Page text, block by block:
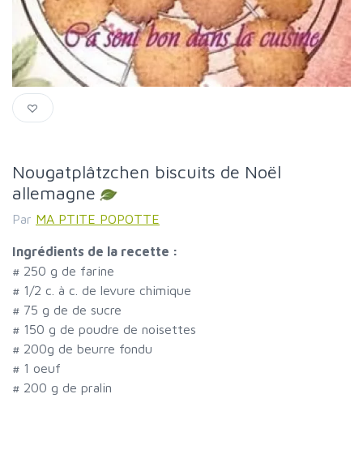
Nougatplâtzchen biscuits de Noël
allemagne
Par MA PTITE POPOTTE
Ingrédients de la recette :
# 250 g de farine
# 1/2 c. à c. de levure chimique
# 75 g de de sucre
# 150 g de poudre de noisettes
# 200g de beurre fondu
# 1 oeuf
# 200 g de pralin